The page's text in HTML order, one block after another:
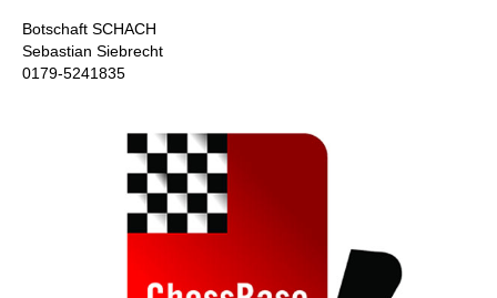
Botschaft SCHACH
Sebastian Siebrecht
0179-5241835